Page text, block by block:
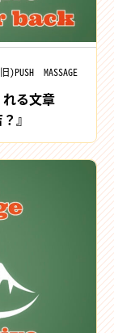
)PUSH MASSAGE
れる文章
』